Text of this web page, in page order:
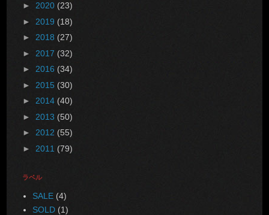
► 2020 (23)
► 2019 (18)
► 2018 (27)
► 2017 (32)
► 2016 (34)
► 2015 (30)
► 2014 (40)
► 2013 (50)
► 2012 (55)
► 2011 (79)
ラベル
SALE (4)
SOLD (1)